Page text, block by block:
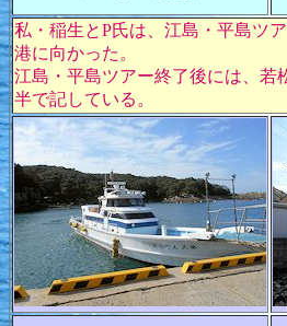
私・稲生とP氏は、江島・平島ツ
港に向かった。
江島・平島ツアー終了後には、若
半で記している。